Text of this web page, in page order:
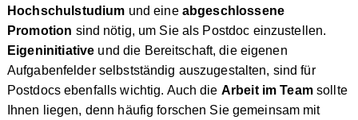
Hochschulstudium und eine abgeschlossene
Promotion sind nötig, um Sie als Postdoc einzustellen.
Eigeninitiative und die Bereitschaft, die eigenen
Aufgabenfelder selbstständig auszugestalten, sind für
Postdocs ebenfalls wichtig. Auch die Arbeit im Teamsollte
Ihnen liegen, denn häufig forschen Sie gemeinsam mit